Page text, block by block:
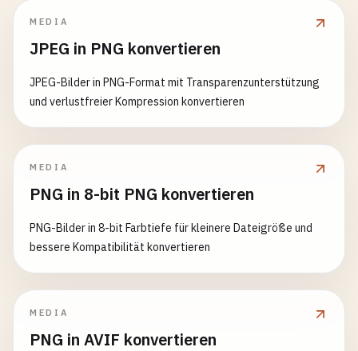
MEDIA
JPEG in PNG konvertieren
JPEG-Bilder in PNG-Format mit Transparenzunterstützung
und verlustfreier Kompression konvertieren
MEDIA
PNG in 8-bit PNG konvertieren
PNG-Bilder in 8-bit Farbtiefe für kleinere Dateigröße und
bessere Kompatibilität konvertieren
MEDIA
PNG in AVIF konvertieren